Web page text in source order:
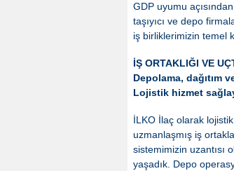
GDP uyumu
taşıyıcı ve depo
iş birliklerimizin temel
İŞ ORTAKLIĞI VE
Depolama, dağıtım
Lojistik hizmet
İLKO İlaç olarak
uzmanlaşmış iş
sistemimizin uzantısı
yaşadık. Depo